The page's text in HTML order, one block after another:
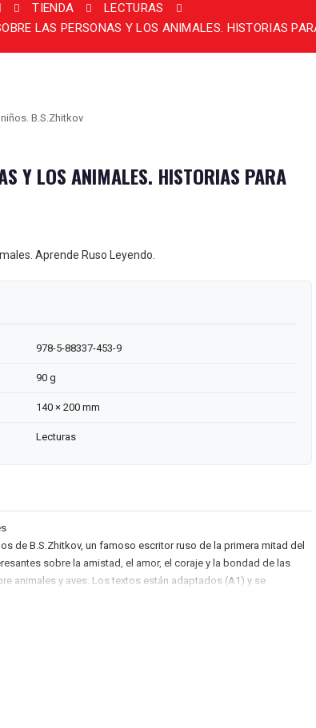
TIENDA
LECTURAS
LAS PERSONAS Y LOS ANIMALES. HISTORIAS
B.S.Zhitkov
Y LOS ANIMALES. HISTORIAS PARA
Aprende Ruso Leyendo.
978-5-88337-453-9
90 g
140 × 200 mm
Lecturas
de B.S.Zhitkov, un famoso escritor ruso de la primera mitad del
sobre la amistad, el amor, el coraje y la bondad de las
animales y aves. Los textos están adaptados (A1) y se
al desarrollo de los hábitos del lenguaje oral y
истории о дружбе, любви, смелости и доброте людей,